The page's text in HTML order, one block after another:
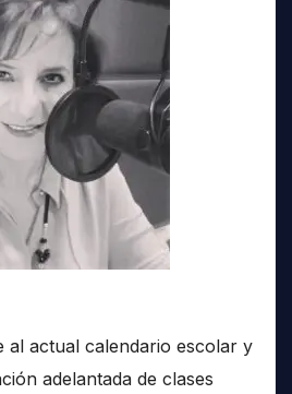
al actual calendario escolar y
adelantada de clases